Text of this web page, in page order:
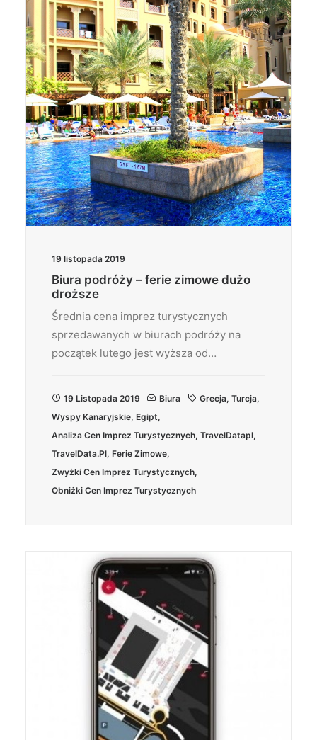
Wyszukiwanie
19 listopada 2019
Biura podróży – ferie zimowe dużo
droższe
Średnia cena imprez turystycznych
sprzedawanych w biurach podróży na
początek lutego jest wyższa od…
19 Listopada 2019 Biura Grecja, Turcja,
Wyspy Kanaryjskie, Egipt,
Analiza Cen Imprez Turystycznych, TravelDatapl,
TravelData.pl, Ferie Zimowe,
Zwyżki Cen Imprez Turystycznych,
Obniżki Cen Imprez Turystycznych